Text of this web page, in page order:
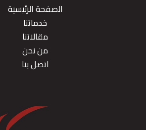
الصفحة الرئيسية
خدماتنا
مقالاتنا
من نحن
اتصل بنا